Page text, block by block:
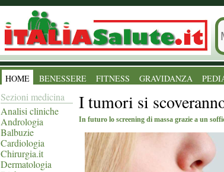
HOME BENESSERE FITNESS GRAVIDANZA
Sezioni medicina
Analisi cliniche
Andrologia
Balbuzie
Cardiologia
Chirurgia.it
Dermatologia
I tumori si
In futuro lo screening di massa grazie a un